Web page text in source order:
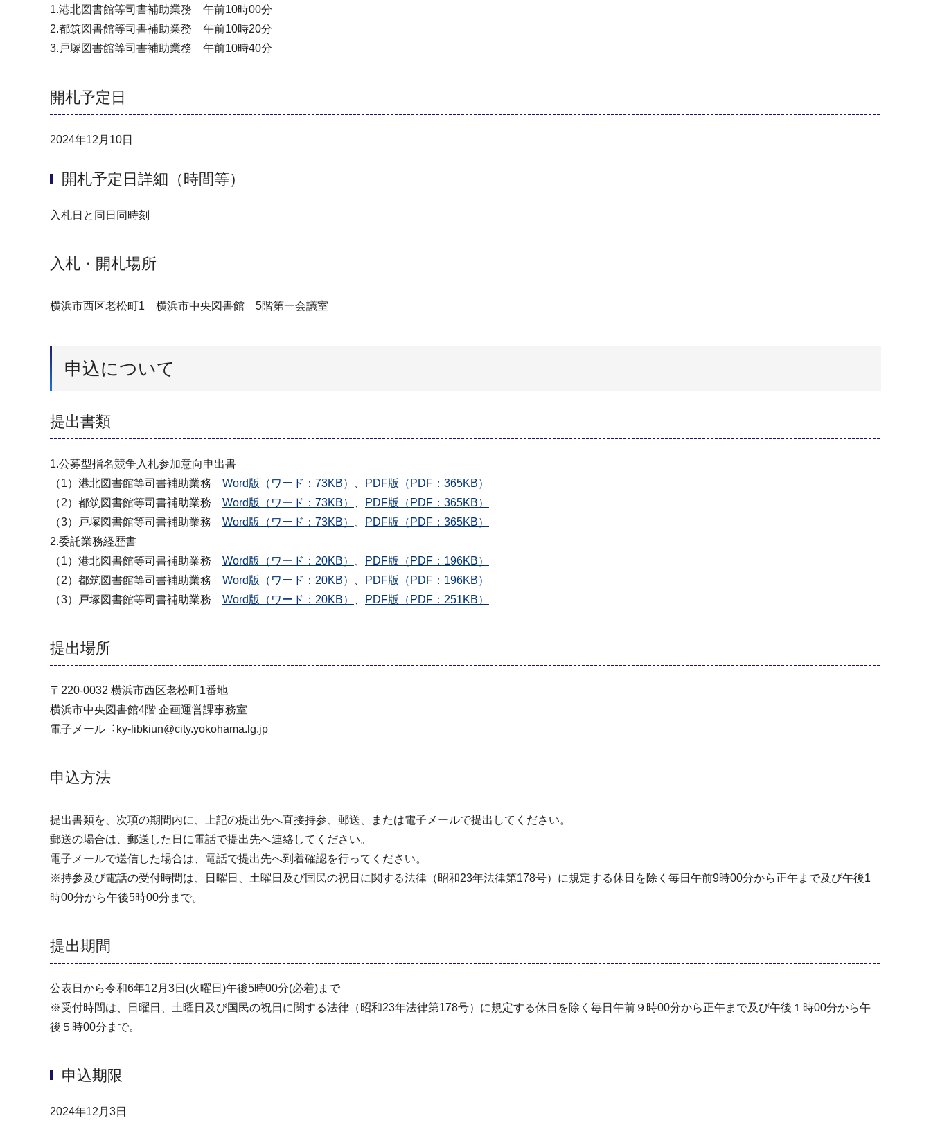
1.港北図書館等司書補助業務 午前10時00分
2.都筑図書館等司書補助業務 午前10時20分
3.戸塚図書館等司書補助業務 午前10時40分
開札予定日
2024年12月10日
開札予定日詳細（時間等）
入札日と同日同時刻
入札・開札場所
横浜市西区老松町1 横浜市中央図書館 5階第一会議室
申込について
提出書類
1.公募型指名競争⼊札参加意向申出書
（1）港北図書館等司書補助業務 Word版（ワード：73KB）
PDF版（PDF：365KB）
（2）都筑図書館等司書補助業務 Word版（ワード：73KB）
PDF版（PDF：365KB）
（3）戸塚図書館等司書補助業務 Word版（ワード：73KB）
PDF版（PDF：365KB）
2.委託業務経歴書
（1）港北図書館等司書補助業務 Word版（ワード：20KB）
PDF版（PDF：196KB）
（2）都筑図書館等司書補助業務 Word版（ワード：20KB）
PDF版（PDF：196KB）
（3）戸塚図書館等司書補助業務 Word版（ワード：20KB） PDF版（PDF：251KB）
提出場所
〒220-0032 横浜市⻄区⽼松町1番地
横浜市中央図書館4階 企画運営課事務室
電⼦メール︓ky-libkiun@city.yokohama.lg.jp
申込方法
提出書類を、次項の期間内に、上記の提出先へ直接持参、郵送、または電⼦メールで提出してください。
郵送の場合は、郵送した⽇に電話で提出先へ連絡してください。
電⼦メールで送信した場合は、電話で提出先へ到着確認を⾏ってください。
※持参及び電話の受付時間は、⽇曜⽇、⼟曜⽇及び国⺠の祝⽇に関する法律（昭和23年法律第178号）に規定する休⽇を除く毎⽇午前9時00分から正午まで及び午後1
時00分から午後5時00分まで。
提出期間
公表⽇から令和6年12⽉3⽇(火曜⽇)午後5時00分(必着)まで
※受付時間は、⽇曜⽇、⼟曜⽇及び国⺠の祝⽇に関する法律（昭和23年法律第178号）に規定する休⽇を除く毎⽇午前９時00分から正午まで及び午後１時00分から午
後５時00分まで。
申込期限
2024年12月3日